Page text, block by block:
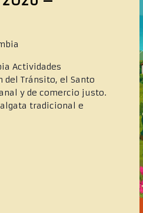
Actividades
Tránsito, el Santo
y de comercio justo.
tradicional e